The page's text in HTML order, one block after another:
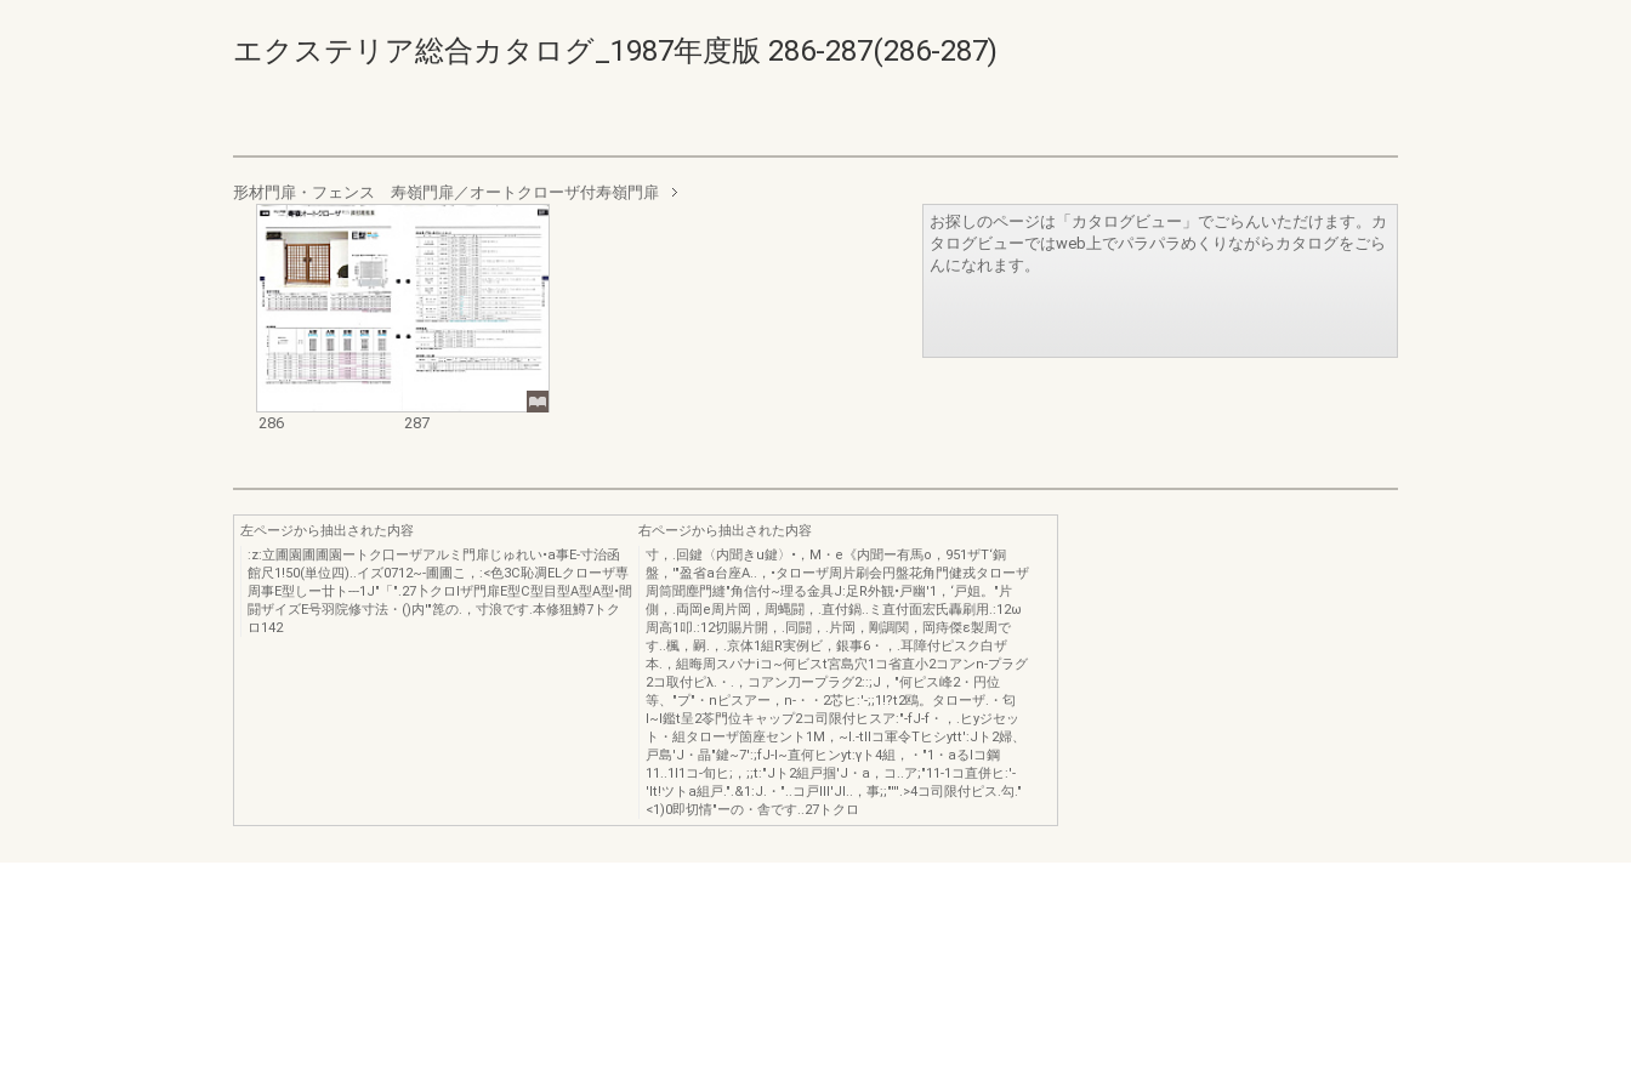
エクステリア総合カタログ_1987年度版 286-287(286-287)
形材門扉・フェンス 寿嶺門扉／オートクローザ付寿嶺門扉
286 287
お探しのページは「カタログビュー」でごらんいただけます。カ
タログビューではweb上でパラパラめくりながらカタログをごら
んになれます。
左ページから抽出された内容
:z:立圃園圃圃園ートク口ーザアルミ門扉じゅれい•a事E-寸治函
館尺1!50(単位四)..イズ0712~-圃圃こ，:<色3C恥凋ELクローザ専
周事E型しー廿ト---1J"「".27卜クロlザ門扉E型C型目型A型A型•間
闘ザイズE号羽院修寸法・()内'"箆の.，寸浪です.本修狙鱒7トク
ロ142
右ページから抽出された内容
寸，.回鍵〈内聞きu鍵〉•，M・e《内聞ー有馬o，951ザT‘銅
盤，'"盈省a台座A..，•タローザ周片刷会円盤花角門健戎タローザ
周筒聞塵門縫"角信付~理る金具J:足R外観•戸幽'1，‘戸姐。"片
側，.両岡e周片岡，周蝿闘，.直付鍋..ミ直付面宏氏轟刷用.:12ω
周高1叩.:12切賜片開，.同闘，.片岡，剛調関，岡痔傑ε製周で
す..楓，嗣.，.京体1組R実例ビ，銀事6・，.耳障付ピスク白ザ
本.，組晦周スパナiコ~何ビスt宮島穴1コ省直小2コアンn-プラグ
2コ取付ピλ.・.，コアン刀ープラグ2::;J，"何ピス峰2・円位
等、"プ"・nピスアー，n-・・2芯ヒ:'-;;1!?t2鴎。タローザ.・匂
I~I鑑t呈2苓門位キャップ2コ司限付ヒスア:"-fJ-f・，.ヒyジセッ
ト・組タローザ箇座セント1M，~I.-tllコ軍令Tヒシytt':Jト2婦、
戸島'J・晶"鍵~7':;fJ-l~直何ヒンyt:γト4組，・"1・aるlコ鋼
11..1l1コ-旬ヒ;，;;t:"Jト2組戸掴'J・a，コ..ア;"11-1コ直併ヒ:'-
'lt!ツトa組戸.".&1:J.・"..コ戸III'JI..，事;;"'''.>4コ司限付ピス.勾."
<1)0即切情"ーの・舎です..27トクロ